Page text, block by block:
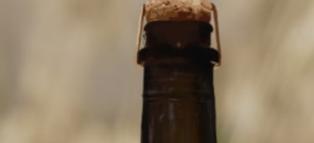
03 25 38 22 95
champagne.schreiber@orange.fr
Nous suivre
Instagram
Facebook